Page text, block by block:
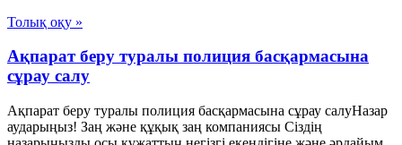
Толық оқу »
Ақпарат беру туралы полиция басқармасына
сұрау салу
Ақпарат беру туралы полиция басқармасына сұрау салуНазар
аударыңыз! Заң және құқық заң компаниясы Сіздің